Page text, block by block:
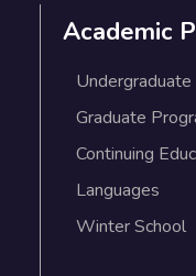
Academic
Graduate
Continuing
Languages
Winter School